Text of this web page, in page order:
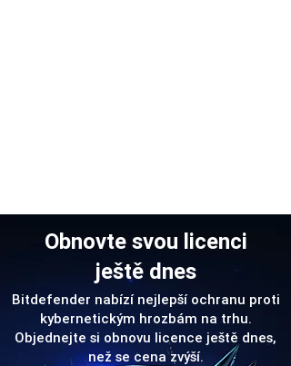
Obnovte svou licenci
ještě dnes
Bitdefender nabízí nejlepší ochranu proti
kybernetickým hrozbám na trhu.
Objednejte si obnovu licence ještě dnes,
než se cena zvýší.